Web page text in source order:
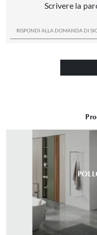
Scrivere la